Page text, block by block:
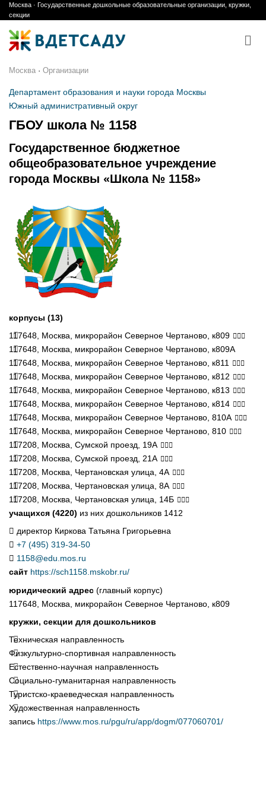
Skip
to
content
Москва · Государственные дошкольные образовательные организации, кружки,
секции
Москва · Организации
Департамент образования и науки города Москвы
Южный административный округ
ГБОУ школа № 1158
Государственное бюджетное
общеобразовательное учреждение
города Москвы «Школа № 1158»
корпусы (13)
117648, Москва, микрорайон Северное Чертаново, к809
117648, Москва, микрорайон Северное Чертаново, к809А
117648, Москва, микрорайон Северное Чертаново, к811
117648, Москва, микрорайон Северное Чертаново, к812
117648, Москва, микрорайон Северное Чертаново, к813
117648, Москва, микрорайон Северное Чертаново, к814
117648, Москва, микрорайон Северное Чертаново, 810А
117648, Москва, микрорайон Северное Чертаново, 810
117208, Москва, Сумской проезд, 19А
117208, Москва, Сумской проезд, 21А
117208, Москва, Чертановская улица, 4А
117208, Москва, Чертановская улица, 8А
117208, Москва, Чертановская улица, 14Б
учащихся (4220) из них дошкольников 1412
директор Киркова Татьяна Григорьевна
+7 (495) 319-34-50
1158@edu.mos.ru
сайт https://sch1158.mskobr.ru/
юридический адрес (главный корпус)
117648, Москва, микрорайон Северное Чертаново, к809
кружки, секции для дошкольников
Техническая направленность
Физкультурно-спортивная направленность
Естественно-научная направленность
Социально-гуманитарная направленность
Туристско-краеведческая направленность
Художественная направленность
запись https://www.mos.ru/pgu/ru/app/dogm/077060701/